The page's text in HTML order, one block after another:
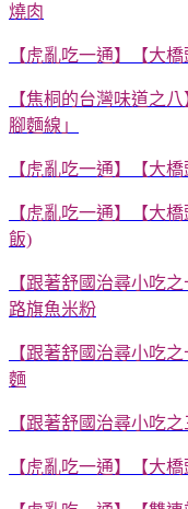
燒肉
【虎亂吃一通】【大
【焦桐的台灣味道之
腳麵線」
【虎亂吃一通】【大
【虎亂吃一通】【大
飯)
【跟著舒國治尋小吃
路旗魚米粉
【跟著舒國治尋小吃
麵
【跟著舒國治尋小吃
【虎亂吃一通】【大